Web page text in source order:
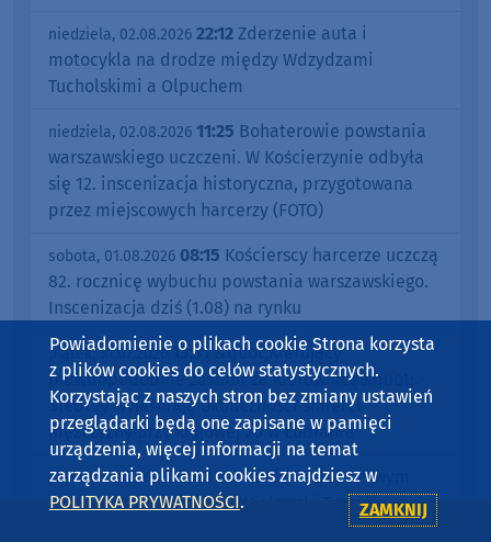
niedziela, 02.08.2026 22:12 Zderzenie auta i
motocykla na drodze między Wdzydzami
Tucholskimi a Olpuchem
niedziela, 02.08.2026 11:25 Bohaterowie powstania
warszawskiego uczczeni. W Kościerzynie odbyła
się 12. inscenizacja historyczna, przygotowana
przez miejscowych harcerzy (FOTO)
sobota, 01.08.2026 08:15 Kościerscy harcerze uczczą
82. rocznicę wybuchu powstania warszawskiego.
Inscenizacja dziś (1.08) na rynku
piątek, 31.07.2026 13:31&quot;Kierujący
prawdopodobnie zasłabł za kierownicą&quot;.
Śledczy wyjaśniają okoliczności śmierci
mężczyzny przy krajowej 20 w Łubianie
piątek, 31.07.2026 12:43 Dwa dni (1-2.08) z żywym
słowem. Przed nami 49. Wielewski Turniej
Powiadomienie o plikach cookie Strona korzysta
z plików cookies do celów statystycznych.
Korzystając z naszych stron bez zmiany ustawień
przeglądarki będą one zapisane w pamięci
urządzenia, więcej informacji na temat
zarządzania plikami cookies znajdziesz w
POLITYKA PRYWATNOŚCI. ZAMKNIJ